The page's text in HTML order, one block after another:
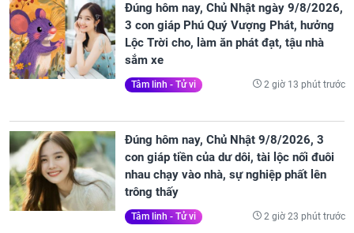
Đúng hôm nay, Chủ Nhật ngày 9/8/2026,
3 con giáp Phú Quý Vượng Phát, hưởng
Lộc Trời cho, làm ăn phát đạt, tậu nhà
sắm xe
Tâm linh - Tử vi 2 giờ 13 phút trước
Đúng hôm nay, Chủ Nhật 9/8/2026, 3
con giáp tiền của dư dôi, tài lộc nối đuôi
nhau chạy vào nhà, sự nghiệp phất lên
trông thấy
Tâm linh - Tử vi 2 giờ 23 phút trước